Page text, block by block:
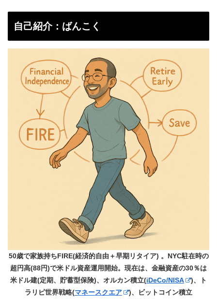
自己紹介：ばんこく
50歳で家族持ちFIRE(経済的自由＋早期リタイア) 。NYC駐在時の
超円高(88円)で米ドル資産運用開始。現在は、金融資産の30％は
米ドル建(定期、貯蓄型保険)、オルカン積立(iDeCo/NISA
)、ト
ラリピ世界戦略(マネースクエア
)、ビットコイン積立